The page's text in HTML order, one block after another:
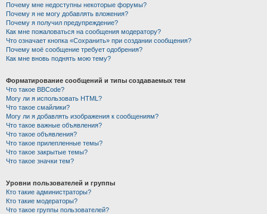
Почему мне недоступны некоторые форумы?
Почему я не могу добавлять вложения?
Почему я получил предупреждение?
Как мне пожаловаться на сообщения модератору?
Что означает кнопка «Сохранить» при создании сообщения?
Почему моё сообщение требует одобрения?
Как мне вновь поднять мою тему?
Форматирование сообщений и типы создаваемых тем
Что такое BBCode?
Могу ли я использовать HTML?
Что такое смайлики?
Могу ли я добавлять изображения к сообщениям?
Что такое важные объявления?
Что такое объявления?
Что такое прилепленные темы?
Что такое закрытые темы?
Что такое значки тем?
Уровни пользователей и группы
Кто такие администраторы?
Кто такие модераторы?
Что такое группы пользователей?